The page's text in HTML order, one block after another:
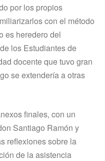
por los propios
con el método
es heredero del
los Estudiantes de
docente que tuvo gran
se extendería a otras
finales, con un
Santiago Ramón y
reflexiones sobre la
de la asistencia